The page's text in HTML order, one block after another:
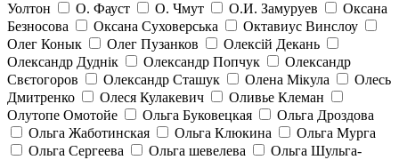
Уолтон
О. Фауст О. Чмут О.И. Замуруев
Оксана
Безносова
Оксана Суховерська
Октавиус Винслоу
Олег Конык
Олег Пузанков
Олексій Декань
Олександр Дуднік
Олександр Попчук
Олександр
Свєтогоров
Олександр Сташук Олена Мікула
Олесь
Дмитренко
Олеся Кулакевич
Оливье Клеман
Олутопе Омотойе
Ольга Буковецкая
Ольга Дроздова
Ольга Жаботинская
Ольга Клюкина
Ольга Мурга
Ольга Сергеева
Ольга шевелева
Ольга Шульга-